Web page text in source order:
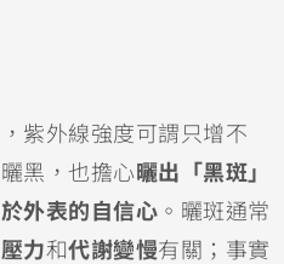
紫外線強度可謂只增不
黑，也擔心 曬出「黑斑」
外表的自信心 。曬斑通常
力和代謝變慢有關；事實